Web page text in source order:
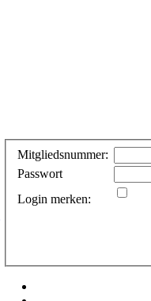
Mitgliedsnummer:
Passwort
Login merken: